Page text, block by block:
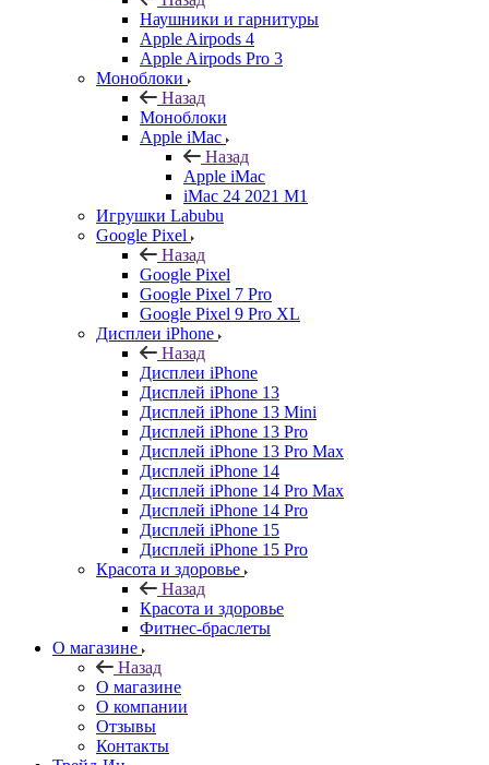
Наушники и гарнитуры
Apple Airpods 4
Apple Airpods Pro 3
Моноблоки
Назад
Моноблоки
Apple iMac
Назад
Apple iMac
iMac 24 2021 M1
Игрушки Labubu
Google Pixel
Назад
Google Pixel
Google Pixel 7 Pro
Google Pixel 9 Pro XL
Дисплеи iPhone
Назад
Дисплеи iPhone
Дисплей iPhone 13
Дисплей iPhone 13 Mini
Дисплей iPhone 13 Pro
Дисплей iPhone 13 Pro Max
Дисплей iPhone 14
Дисплей iPhone 14 Pro Max
Дисплей iPhone 14 Pro
Дисплей iPhone 15
Дисплей iPhone 15 Pro
Красота и здоровье
Назад
Красота и здоровье
Фитнес-браслеты
О магазине
Назад
О магазине
О компании
Отзывы
Контакты